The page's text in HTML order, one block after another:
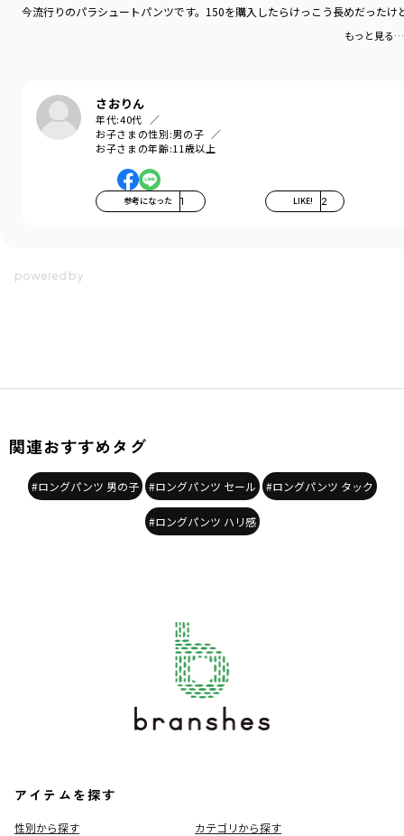
今流行りのパラシュートパンツです。150を購入したらけっこう長めだった
もっと見る…
さおりん
年代:40代
お子さまの性別:男の子
お子さまの年齢:11歳以上
参考になった 1 LIKE! 2
関連おすすめタグ
#ロングパンツ 男の子 #ロングパンツ セール #ロングパンツ タック
#ロングパンツ ハリ感
アイテムを探す
性別から探す
カテゴリから探す